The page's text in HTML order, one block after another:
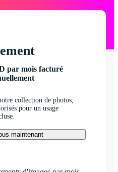
par mois facturé
collection de photos,
pour un usage
maintenant